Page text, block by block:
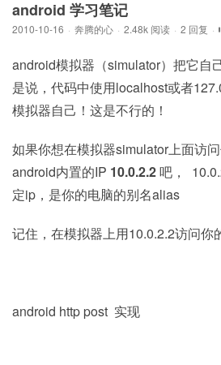
android 学习笔记
2010-10-16 · 奔腾的心 · 2.48k 阅读 · 2 回复 ·
android模拟器（simulator）把它自
是说，代码中使用localhost或者
模拟器自己！这是不行的！
如果你想在模拟器simulator上面访
android内置的IP 10.0.2.2吧，
定ip，是你的电脑的别名alias
记住，在模拟器上用10.0.2.2访问你
android http post 实现